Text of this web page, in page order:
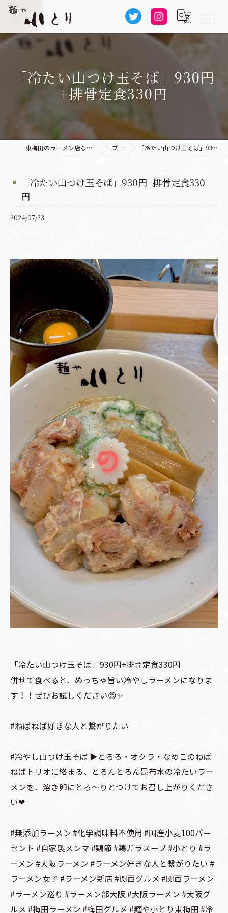
「冷たい山つけ玉そば」930円
+排骨定食330円
東梅田のラーメン店なら麺や 小とり 本店 ブログ 「冷たい山つけ玉そば」930円+排骨定食330円
「冷たい山つけ玉そば」930円+排骨定食330
円
2024/07/23
「冷たい山つけ玉そば」930円+排骨定食330円
併せて食べると、めっちゃ旨い冷やしラーメンになりま
す！！ぜひお試しください😍✨
#ねばねば好きな人と繋がりたい
#冷やし山つけ玉そば ▶︎とろろ・オクラ・なめこのねば
ねばトリオに絡まる、とろんとろん昆布水の冷たいラー
メンを、溶き卵にとろ〜りとつけてお召し上がりくださ
い❤︎
#無添加ラーメン #化学調味料不使用 #国産小麦100パー
セント #自家製メンマ #鶏節 #鶏ガラスープ #小とり #ラ
ーメン #大阪ラーメン #ラーメン好きな人と繋がりたい #
ラーメン女子 #ラーメン新店 #関西グルメ #関西ラーメン
#ラーメン巡り #ラーメン部大阪 #大阪ラーメン #大阪グ
ルメ #梅田ラーメン #梅田グルメ #麺や小とり東梅田 #冷